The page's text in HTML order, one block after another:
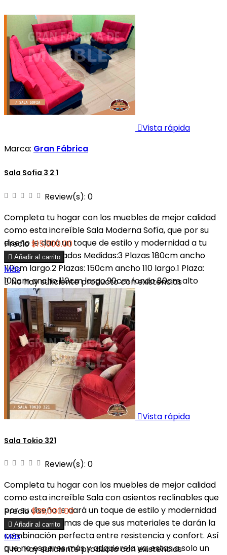
Vista rápida
Marca: Gran Fábrica
Sala Sofia 3 2 1
Review(s): 0
Completa tu hogar con los muebles de mejor calidad
como esta increíble Sala Moderna Sofía, que por su
diseño le dará un toque de estilo y modernidad a tu
hogar.Desplegados Medidas:3 Plazas 180cm ancho
110cm largo.2 Plazas: 150cm ancho 110 largo.1 Plaza:
100cm ancho 110cm largo.90cm fondo 80cm alto
55cm profundidad del asiento
Precio$15,500.00
 Añadir al carrito
Más
No hay suficiente producto con existencias
Vista rápida
Sala Tokio 321
Review(s): 0
Completa tu hogar con los muebles de mejor calidad
como esta increíble Sala con asientos reclinables que
por su diseño le dará un toque de estilo y modernidad
a tu hogar, ademas de que sus materiales te darán la
combinación perfecta entre resistencia y confort. Así
que no esperes más y adquierela ya, estas a solo un
Precio$29,000.00
 Añadir al carrito
Más
No hay suficiente producto con existencias